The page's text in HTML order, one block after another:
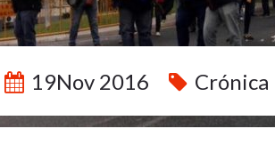
19Nov 2016 Crónica